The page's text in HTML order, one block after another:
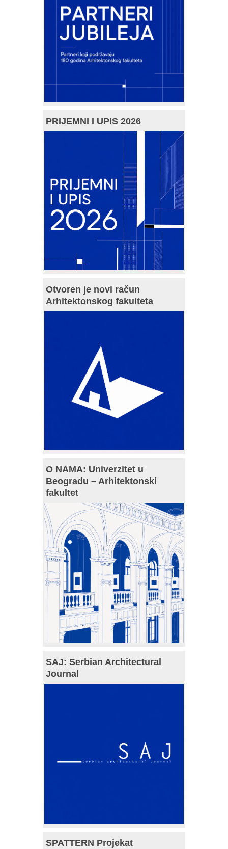
PRIJEMNI I UPIS 2026
Otvoren je novi račun
Arhitektonskog fakulteta
O NAMA: Univerzitet u
Beogradu – Arhitektonski
fakultet
SAJ: Serbian Architectural
Journal
SPATTERN Projekat